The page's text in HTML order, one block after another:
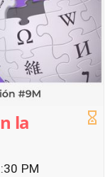
la
PM